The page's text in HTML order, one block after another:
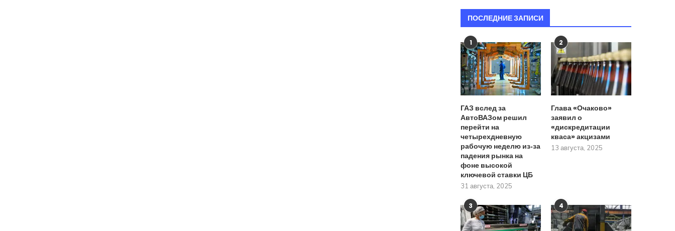
ПОСЛЕДНИЕ ЗАПИСИ
1
ГАЗ вслед за
АвтоВАЗом решил
перейти на
четырехдневную
рабочую неделю из‑за
падения рынка на
фоне высокой
ключевой ставки ЦБ
31 августа, 2025
2
Глава «Очаково»
заявил о
«дискредитации
кваса» акцизами
13 августа, 2025
3 4